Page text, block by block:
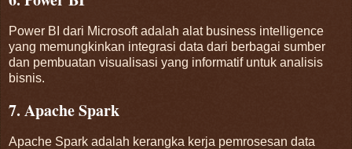
Power BI dari Microsoft adalah alat business intelligence
yang memungkinkan integrasi data dari berbagai sumber
dan pembuatan visualisasi yang informatif untuk analisis
bisnis.
7. Apache Spark
Apache Spark adalah kerangka kerja pemrosesan data